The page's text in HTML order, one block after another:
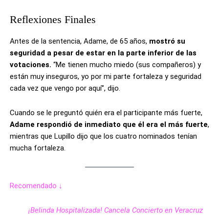
Reflexiones Finales
Antes de la sentencia, Adame, de 65 años, mostró su
seguridad a pesar de estar en la parte inferior de las
votaciones. “Me tienen mucho miedo (sus compañeros) y
están muy inseguros, yo por mi parte fortaleza y seguridad
cada vez que vengo por aquí”, dijo.
Cuando se le preguntó quién era el participante más fuerte,
Adame respondió de inmediato que él era el más fuerte,
mientras que Lupillo dijo que los cuatro nominados tenían
mucha fortaleza.
Recomendado ↓
¡Belinda Hospitalizada! Cancela Concierto en Veracruz